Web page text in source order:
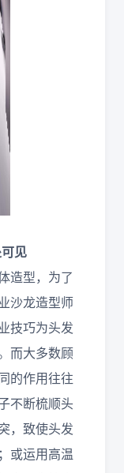
见
造型，为了
沙龙造型师
技巧为头发
而大多数顾
的作用往往
不断梳顺头
，致使头发
或运用高温